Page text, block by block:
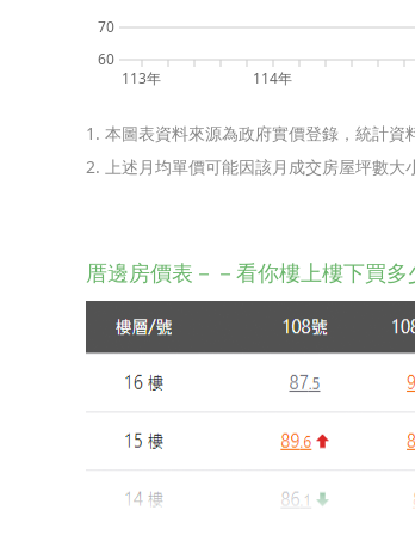
60
70
113年 114年
1. 本圖表資料來源為政府實價登錄，統計資
2. 上述月均單價可能因該月成交房屋坪數大
厝邊房價表－－看你樓上樓下買多